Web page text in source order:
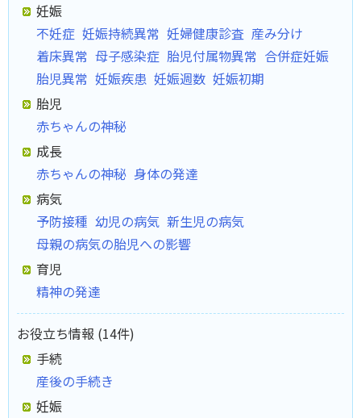
妊娠
不妊症 妊娠持続異常 妊婦健康診査 産み分け
着床異常 母子感染症 胎児付属物異常 合併症妊娠
胎児異常 妊娠疾患 妊娠週数 妊娠初期
胎児
赤ちゃんの神秘
成長
赤ちゃんの神秘 身体の発達
病気
予防接種 幼児の病気 新生児の病気
母親の病気の胎児への影響
育児
精神の発達
お役立ち情報 (14件)
手続
産後の手続き
妊娠